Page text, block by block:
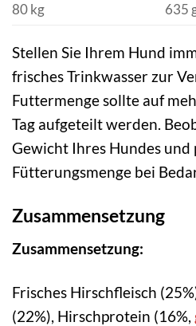
80 kg
635
Stellen Sie Ihrem Hund
frisches Trinkwasser zur
Futtermenge sollte auf
Tag aufgeteilt werden.
Gewicht Ihres Hundes und
Fütterungsmenge bei
Zusammensetzung
Zusammensetzung:
Frisches Hirschfleisch
(22%), Hirschprotein (16%,